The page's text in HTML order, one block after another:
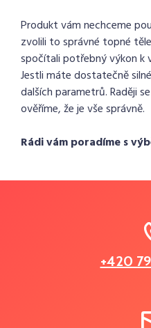
Produkt vám nechceme
zvolili to správné topné
spočítali potřebný výkon k
Jestli máte dostatečně
dalších parametrů. Raději
ověříme, že je vše správně.
Rádi vám poradíme s
+420